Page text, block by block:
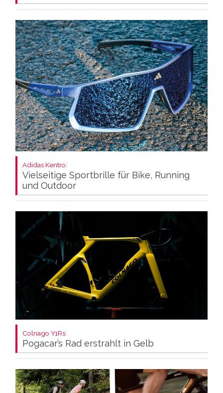
Adidas Kentro:
Vielseitige Sportbrille für Bike, Running
und Outdoor
Colnago Y1Rs:
Pogacar’s Rad erstrahlt in Gelb